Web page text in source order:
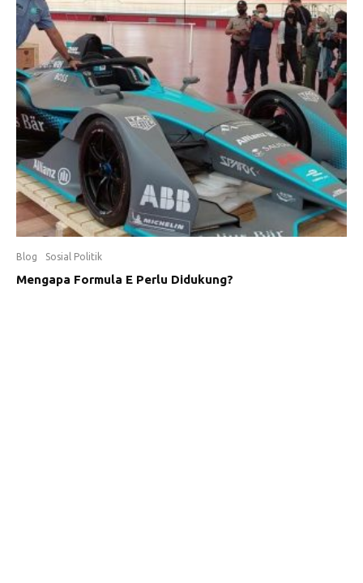
Blog Sosial Politik
Mengapa Formula E Perlu Didukung?